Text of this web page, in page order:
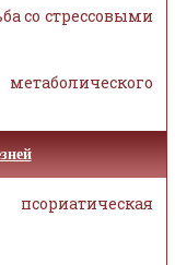
со стрессовыми